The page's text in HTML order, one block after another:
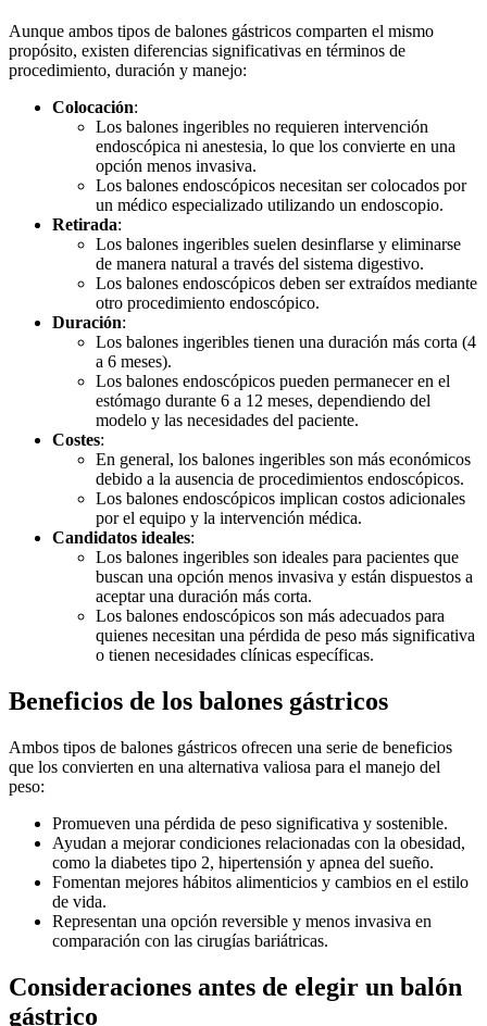
Aunque ambos tipos de balones gástricos comparten el mismo
propósito, existen diferencias significativas en términos de
procedimiento, duración y manejo:
Colocación:
Los balones ingeribles no requieren intervención
endoscópica ni anestesia, lo que los convierte en una
opción menos invasiva.
Los balones endoscópicos necesitan ser colocados por
un médico especializado utilizando un endoscopio.
Retirada:
Los balones ingeribles suelen desinflarse y eliminarse
de manera natural a través del sistema digestivo.
Los balones endoscópicos deben ser extraídos mediante
otro procedimiento endoscópico.
Duración:
Los balones ingeribles tienen una duración más corta (4
a 6 meses).
Los balones endoscópicos pueden permanecer en el
estómago durante 6 a 12 meses, dependiendo del
modelo y las necesidades del paciente.
Costes:
En general, los balones ingeribles son más económicos
debido a la ausencia de procedimientos endoscópicos.
Los balones endoscópicos implican costos adicionales
por el equipo y la intervención médica.
Candidatos ideales:
Los balones ingeribles son ideales para pacientes que
buscan una opción menos invasiva y están dispuestos a
aceptar una duración más corta.
Los balones endoscópicos son más adecuados para
quienes necesitan una pérdida de peso más significativa
o tienen necesidades clínicas específicas.
Beneficios de los balones gástricos
Ambos tipos de balones gástricos ofrecen una serie de beneficios
que los convierten en una alternativa valiosa para el manejo del
peso:
Promueven una pérdida de peso significativa y sostenible.
Ayudan a mejorar condiciones relacionadas con la obesidad,
como la diabetes tipo 2, hipertensión y apnea del sueño.
Fomentan mejores hábitos alimenticios y cambios en el estilo
de vida.
Representan una opción reversible y menos invasiva en
comparación con las cirugías bariátricas.
Consideraciones antes de elegir un balón
gástrico